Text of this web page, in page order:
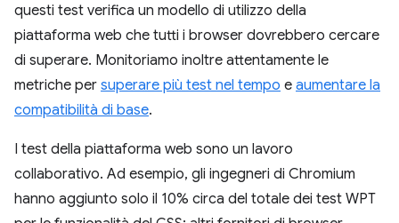
questi test verifica un modello di utilizzo della
piattaforma web che tutti i browser dovrebbero cercare
di superare. Monitoriamo inoltre attentamente le
metriche per superare più test nel tempo e aumentare la
compatibilità di base.
I test della piattaforma web sono un lavoro
collaborativo. Ad esempio, gli ingegneri di Chromium
hanno aggiunto solo il 10% circa del totale dei test WPT